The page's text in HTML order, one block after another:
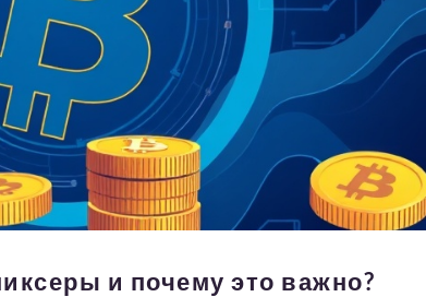
и почему это важно?